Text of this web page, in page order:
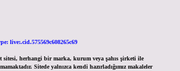
live:.cid.575569c608265c69
sitesi, herhangi bir marka, kurum veya şahıs şirketi ile
Sitede yalnızca kendi hazırladığımız makaleler